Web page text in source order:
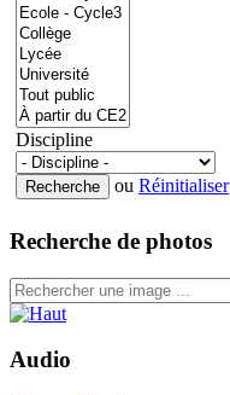
Discipline
ou Réinitialiser
Recherche de photos
Audio